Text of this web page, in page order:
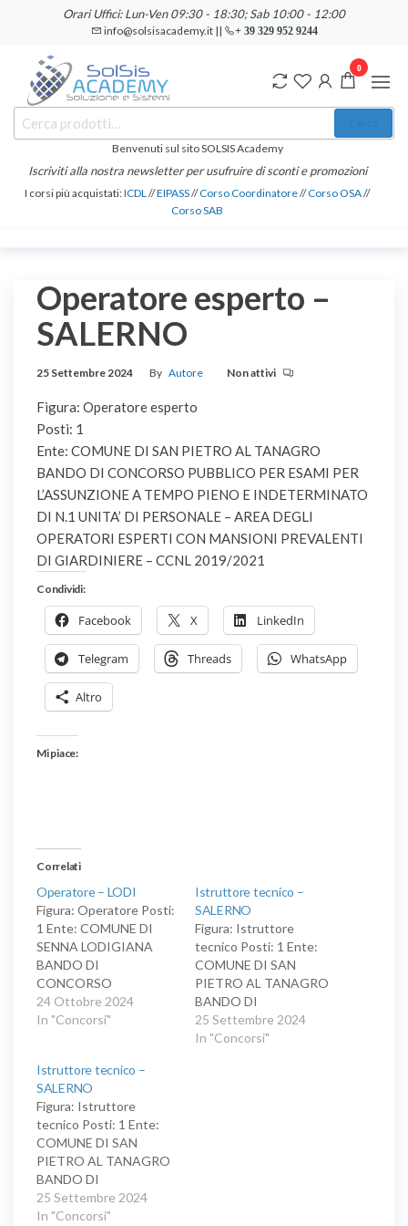
contenuto
Orari Uffici: Lun-Ven 09:30 - 18:30; Sab 10:00 - 12:00
info@solsisacademy.it || + 39 329 952 9244
SOLSIS
Academy
Corsi e
Certificazioni
Linguistiche
Benvenuti sul sito SOLSIS Academy
Iscriviti alla nostra newsletter per usufruire di sconti e promozioni
I corsi più acquistati:ICDL//EIPASS//Corso Coordinatore//Corso OSA//
Corso SAB
0
Operatore esperto –
SALERNO
25 Settembre 2024 By Autore Non attivi
Figura: Operatore esperto
Posti: 1
Ente: COMUNE DI SAN PIETRO AL TANAGRO
BANDO DI CONCORSO PUBBLICO PER ESAMI PER
L’ASSUNZIONE A TEMPO PIENO E INDETERMINATO
DI N.1 UNITA’ DI PERSONALE – AREA DEGLI
OPERATORI ESPERTI CON MANSIONI PREVALENTI
DI GIARDINIERE – CCNL 2019/2021
Condividi:
Facebook X LinkedIn
Telegram Threads WhatsApp
Altro
Mi piace:
Correlati
Operatore – LODI
Figura: Operatore Posti:
1 Ente: COMUNE DI
SENNA LODIGIANA
BANDO DI
CONCORSO
PUBBLICO PER ESAMI
PER L’ASSUNZIONE A
1 OPERATORE
TECNICO ESPERTO
AREA DEGLI
OPERATORI ESPERTI
CCNL 2019-2021
COMPARTO FUNZIONI
LOCALI
24 Ottobre 2024
In "Concorsi"
Istruttore tecnico –
SALERNO
Figura: Istruttore
tecnico Posti: 1 Ente:
COMUNE DI SAN
PIETRO AL TANAGRO
BANDO DI
CONCORSO
PUBBLICO PER TITOLI
25 Settembre 2024
In "Concorsi"
Istruttore tecnico –
SALERNO
Figura: Istruttore
tecnico Posti: 1 Ente:
COMUNE DI SAN
PIETRO AL TANAGRO
BANDO DI
CONCORSO
PUBBLICO PER TITOLI
25 Settembre 2024
In "Concorsi"